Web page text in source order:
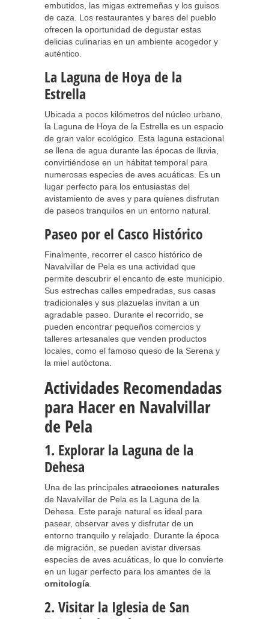
embutidos, las migas extremeñas y los guisos
de caza. Los restaurantes y bares del pueblo
ofrecen la oportunidad de degustar estas
delicias culinarias en un ambiente acogedor y
auténtico.
La Laguna de Hoya de la
Estrella
Ubicada a pocos kilómetros del núcleo urbano,
la Laguna de Hoya de la Estrella es un espacio
de gran valor ecológico. Esta laguna estacional
se llena de agua durante las épocas de lluvia,
convirtiéndose en un hábitat temporal para
numerosas especies de aves acuáticas. Es un
lugar perfecto para los entusiastas del
avistamiento de aves y para quienes disfrutan
de paseos tranquilos en un entorno natural.
Paseo por el Casco Histórico
Finalmente, recorrer el casco histórico de
Navalvillar de Pela es una actividad que
permite descubrir el encanto de este municipio.
Sus estrechas calles empedradas, sus casas
tradicionales y sus plazuelas invitan a un
agradable paseo. Durante el recorrido, se
pueden encontrar pequeños comercios y
talleres artesanales que venden productos
locales, como el famoso queso de la Serena y
la miel autóctona.
Actividades Recomendadas
para Hacer en Navalvillar
de Pela
1. Explorar la Laguna de la
Dehesa
Una de las principales atracciones naturales
de Navalvillar de Pela es la Laguna de la
Dehesa. Este paraje natural es ideal para
pasear, observar aves y disfrutar de un
entorno tranquilo y relajado. Durante la época
de migración, se pueden avistar diversas
especies de aves acuáticas, lo que lo convierte
en un lugar perfecto para los amantes de la
ornitología
2. Visitar la Iglesia de San